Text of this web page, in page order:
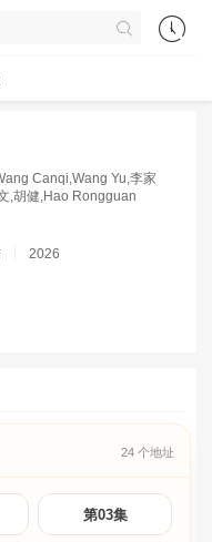
Canqi,Wang Yu,李家
,胡健,Hao Rongguan
2026
24 个地址
第03集